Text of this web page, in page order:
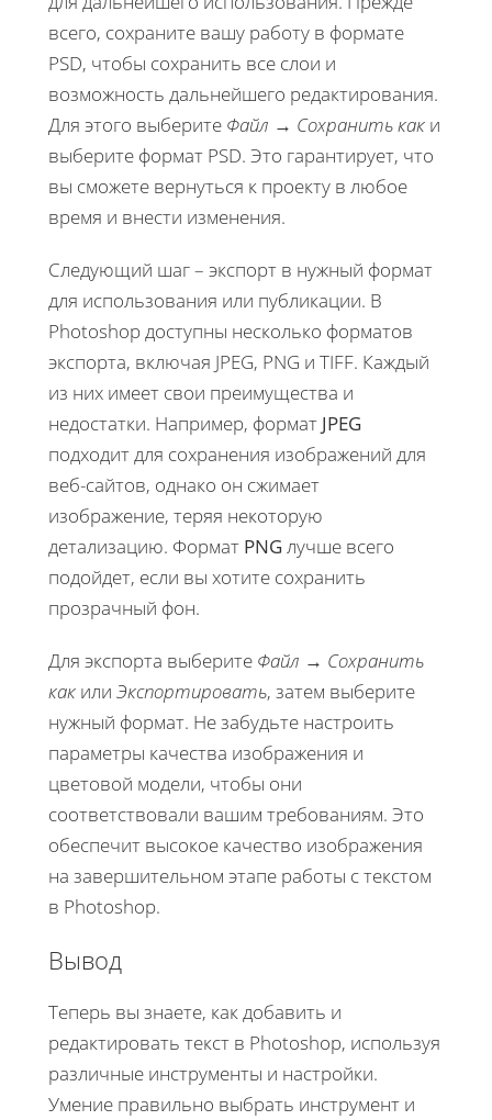
всего, сохраните вашу работу в формате
PSD, чтобы сохранить все слои и
возможность дальнейшего редактирования.
Для этого выберите Файл → Сохранить как и
выберите формат PSD. Это гарантирует, что
вы сможете вернуться к проекту в любое
время и внести изменения.
Следующий шаг – экспорт в нужный формат
для использования или публикации. В
Photoshop доступны несколько форматов
экспорта, включая JPEG, PNG и TIFF. Каждый
из них имеет свои преимущества и
недостатки. Например, формат JPEG
подходит для сохранения изображений для
веб-сайтов, однако он сжимает
изображение, теряя некоторую
детализацию. Формат PNGлучше всего
подойдет, если вы хотите сохранить
прозрачный фон.
Для экспорта выберите Файл → Сохранить
как или Экспортировать, затем выберите
нужный формат. Не забудьте настроить
параметры качества изображения и
цветовой модели, чтобы они
соответствовали вашим требованиям. Это
обеспечит высокое качество изображения
на завершительном этапе работы с текстом
в Photoshop.
Вывод
Теперь вы знаете, как добавить и
редактировать текст в Photoshop, используя
различные инструменты и настройки.
Умение правильно выбрать инструмент и